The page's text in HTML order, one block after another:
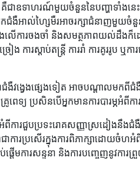
គឺជាឧទាហរណ៍មួយចំនួននៃបញ្ហាទាំងនេះ
កជំងឺអាល់ហ្សៃមឺរអាចរក្សាជំនាញមួយចំ
ាំងលើការចងចាំ និងសមត្ថភាពយល់ដឹង
រៀង ការស្តាប់តន្ត្រី ការរាំ ការគូររូ
ជំងឺវង្វេងផ្សេងទៀត អាចបណ្តាលមក
ពេទ្យ ប្រសិនបើអ្នកមានការបារម្ភអំ
ភអំពីការជួបប្រទះរោគសញ្ញាស្រដៀងនឹ
ការប្រសើរក្នុងការពិភាក្សាដោយចំហអំពី
ផ្តើមការសន្ទនា និងការបញ្ចេញនូវការ